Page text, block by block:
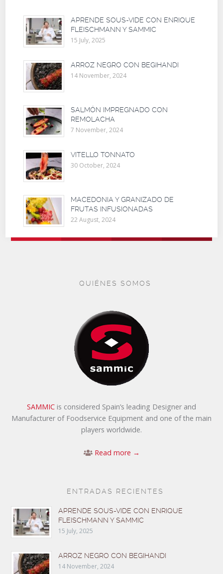
APRENDE SOUS-VIDE CON ENRIQUE
FLEISCHMANN Y SAMMIC
15 July, 2025
ARROZ NEGRO CON BEGIHANDI
14 November, 2024
SALMÓN IMPREGNADO CON
REMOLACHA
7 November, 2024
VITELLO TONNATO
30 October, 2024
MACEDONIA Y GRANIZADO DE
FRUTAS INFUSIONADAS
22 August, 2024
QUIÉNES SOMOS
SAMMIC is considered Spain’s leading Designer and
Manufacturer of Foodservice Equipment and one of the main
players worldwide.
Read more →
ENTRADAS RECIENTES
APRENDE SOUS-VIDE CON ENRIQUE
FLEISCHMANN Y SAMMIC
15 July, 2025
ARROZ NEGRO CON BEGIHANDI
14 November, 2024